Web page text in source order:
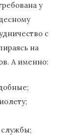
у
с
на
А именно: